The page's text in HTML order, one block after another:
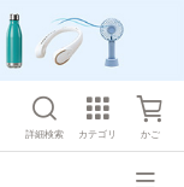
詳細検索 カテゴリ かご